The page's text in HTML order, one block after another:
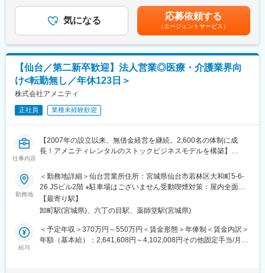
内でも随一との呼び声が高いです。同期入社者とともに2週間弱本
社にて集合研修 を行います。会社の事や業務を遂行する上で必要
な法令から実務まで座学中心でロープレを交えながら学びます。
その後、各拠点に配属され業務を引継ぎながらOJT担当者ととも
に医療機関へ同行するなど、徐々に業務を習得します。確認テス
トやチェックシートを用いながら習熟度を測り、入社後1年程度で
一人で担当を持てるようになります。尚、その後も定期的に中途
入社者に対してフォローを行う体制が整っています。
変更の範囲：会社の定める業務
直行直帰が多いです。
■やりがい：
でいる患者さんに対して薬を届けられたり、最前線で治療にあた
る医師やスタッフのサポートを行え、治験が無事に終了すれば喜
びはひとしおです。
同社は同業他社からの転職だけでなく、看護師など未経験で転職
してくる方も多いです。そのため教育体制が充実しています。入
にて集合研修を行います。会社のことや業務を遂行する上で必要
な法令から実務まで座学中心でロープレを交えながら学んでいき
らOJT担当者とともに医療機関へ同行するなど、徐々に業務を身
に着けていきます。確認テストやチェックシートを用いながら習
熟度を測り、入社後1年程度で一人で担当を持てるようになりま
す。なお、その後も定期的に中途入社者に対してフォローを行う
■同社の魅力：
気になる 応募依頼する
（エージェントサービス）
【仙台／第二新卒歓迎】法人営業◎医療・介護業界向
け<転勤無し／年休123日＞
株式会社アメニティ
正社員 業種未経験歓迎
仕事内容
【2007年の設立以来、無借金経営を継続。2,600名の体制に成
長！アメニティレンタルのストックビジネスモデルを構築】
を図るため、このたび新たな仲間をお迎えすることとなりまし
た。
■業務詳細：
病院や介護施設に向けて、入院・入所時に必要な衣類やタオル、
日用品などをレンタルできる「アメニティサポートシステム」を
提案する営業です。ニーズに応じて、人材派遣・紹介サービスや
院内売店の運営代行サービスも提案していきます。
勤務地
＜勤務地詳細＞仙台営業所住所：宮城県仙台市若林区大和町5-6-
26 JSビル2階 ※駐車場はございません受動喫煙対策：屋内全面禁
煙変更の範囲：本文参照
【最寄り駅】
卸町駅(宮城県)、六丁の目駅、薬師堂駅(宮城県)
給与
＜予定年収＞370万円～550万円＜賃金形態＞年俸制＜賃金内訳＞
年額（基本給）：2,641,608円～4,102,008円その他固定手当/月：